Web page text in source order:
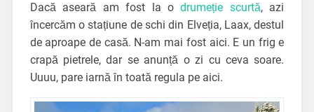
Dacă aseară am fost la odrumeție scurtă, azi
încercăm o stațiune de schi din Elveția, Laax, destul
de aproape de casă. N-am mai fost aici. E un frig e
crapă pietrele, dar se anunță o zi cu ceva soare.
Uuuu, pare iarnă în toată regula pe aici.